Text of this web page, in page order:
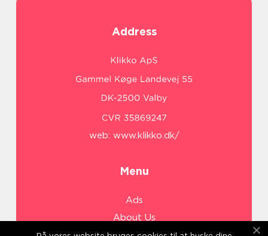
Address
web: www.klikko.dk/
Menu
Ads
About Us